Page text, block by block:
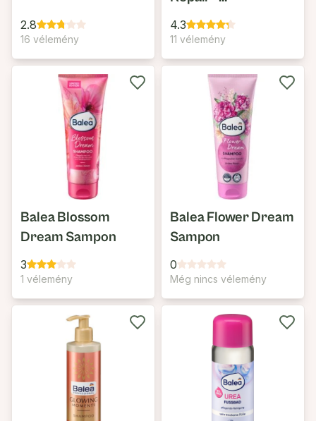
2.8
16 vélemény
Hajvégápoló
4.3
11 vélemény
Balea Blossom
Dream Sampon
3
1 vélemény
Balea Flower Dream
Sampon
0
Még nincs vélemény